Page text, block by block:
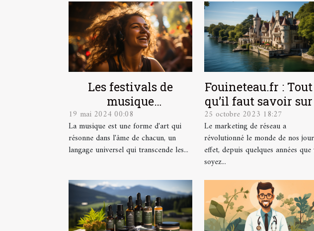
Les festivals de
musique
indépendante et leur
contribution à la
scène culturelle
19 mai 2024 00:08
La musique est une forme d'art qui
résonne dans l'âme de chacun, un
langage universel qui transcende les...
Fouineteau.fr :
qu’il faut savoir sur
site
25 octobre 2023 18:27
Le marketing de réseau a
révolutionné le monde de nos
effet, depuis quelques années que
soyez...